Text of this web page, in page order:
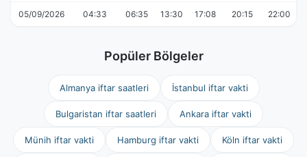
05/09/2026 04:33 06:35 13:30 17:08 20:15 22:00
Popüler Bölgeler
Almanya iftar saatleri İstanbul iftar vakti
Bulgaristan iftar saatleri Ankara iftar vakti
Münih iftar vakti Hamburg iftar vakti Köln iftar vakti